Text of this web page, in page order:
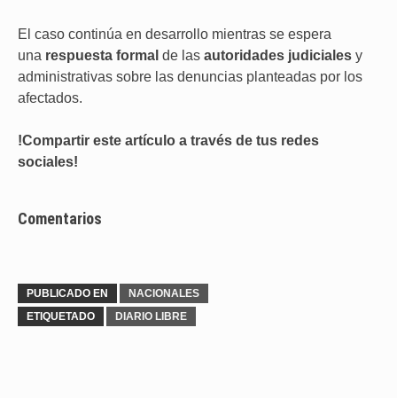
El caso continúa en desarrollo mientras se espera
una respuesta formal de las autoridades judiciales y
administrativas sobre las denuncias planteadas por los
afectados.
!Compartir este artículo a través de tus redes
sociales!
Comentarios
PUBLICADO EN
NACIONALES
ETIQUETADO
DIARIO LIBRE